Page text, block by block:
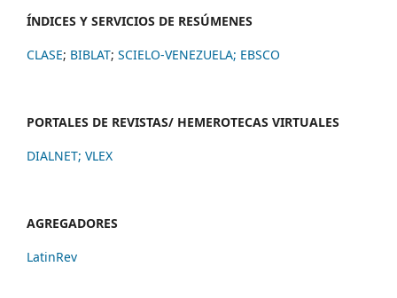
ÍNDICES Y SERVICIOS DE RESÚMENES
CLASE; BIBLAT; SCIELO-VENEZUELA; EBSCO
PORTALES DE REVISTAS/ HEMEROTECAS VIRTUALES
DIALNET; VLEX
AGREGADORES
LatinRev